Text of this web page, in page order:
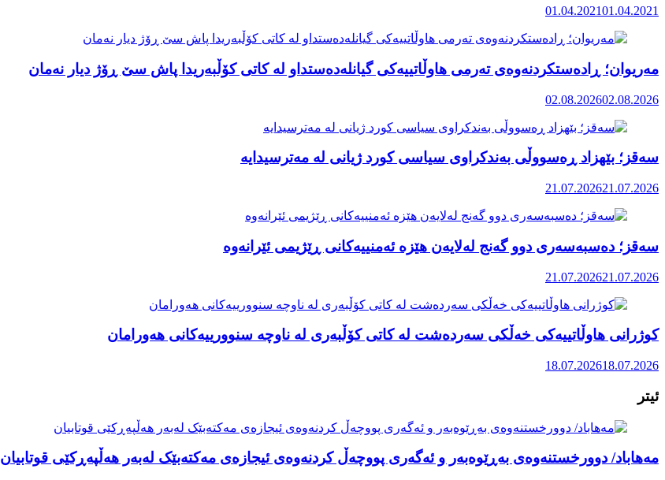
01.04.202101.04.2021
مەریوان؛ ڕادەستکردنەوەی تەرمی هاوڵاتییەکی گیانلەدەستداو لە کاتی کۆڵبەریدا پاش سێ ڕۆژ دیار نەمان
02.08.202602.08.2026
سەقز؛ بێهزاد ڕەسووڵی بەندکراوی سیاسی کورد ژیانی لە مەترسیدایە
21.07.202621.07.2026
سەقز؛ دەسبەسەری دوو گەنج لەلایەن هێزە ئەمنییەکانی ڕێژیمی ئێرانەوە
21.07.202621.07.2026
کوژرانی هاوڵاتییەکی خەڵکی سەردەشت لە کاتی کۆڵبەری لە ناوچە سنوورییەکانی هەورامان
18.07.202618.07.2026
ئیتر
مەهاباد/ دوورخستنەوەی بەڕێوەبەر و ئەگەری پووچەڵ کردنەوەی ئیجازەی مەکتەبێک لەبەر هەڵپەڕکێی قوتابیان